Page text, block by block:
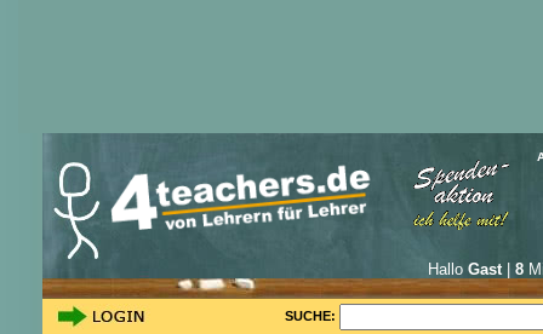
Hallo Gast| 8
SUCHE: